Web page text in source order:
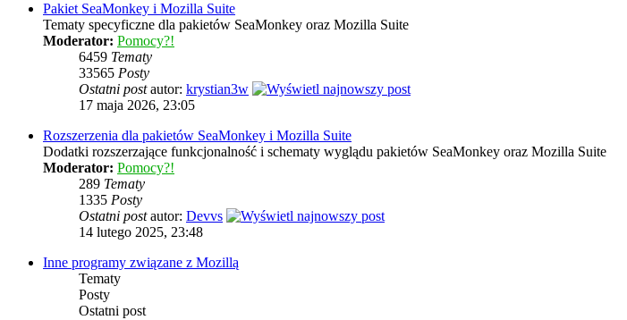
Pakiet SeaMonkey i Mozilla Suite
Tematy specyficzne dla pakietów SeaMonkey oraz Mozilla Suite
Moderator: Pomocy?!
6459 Tematy
33565 Posty
Ostatni postautor: krystian3w
17 maja 2026, 23:05
Rozszerzenia dla pakietów SeaMonkey i Mozilla Suite
Dodatki rozszerzające funkcjonalność i schematy wyglądu pakietów SeaMonkey oraz Mozilla Suite
Moderator: Pomocy?!
289 Tematy
1335 Posty
Ostatni postautor: Devvs
14 lutego 2025, 23:48
Inne programy związane z Mozillą
Tematy
Posty
Ostatni post